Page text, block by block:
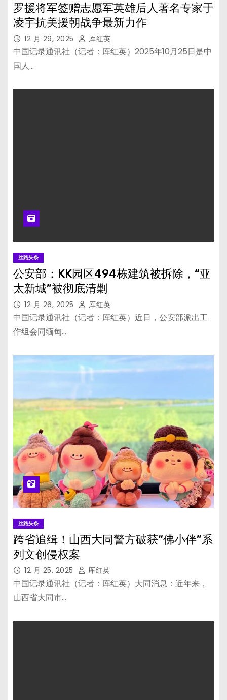
罗援将军签赠志愿军英雄后人著名专家于
凌宇抗美援朝战争最新力作
12 月 29, 2025 厍红英
中国记录通讯社（记者：厍红英）2025年10月25日是中
国人…
丝路头条
公安部：KK园区494栋建筑被拆除，“亚
太新城”被彻底清剿
12 月 26, 2025 厍红英
中国记录通讯社（记者：厍红英）近日，公安部派出工
作组会同缅甸…
丝路头条
跨省追缉！山西大同警方破获“佛小伴”系
列文创侵权案
12 月 25, 2025 厍红英
中国记录通讯社（记者：厍红英）大同消息：近年来，
山西省大同市…